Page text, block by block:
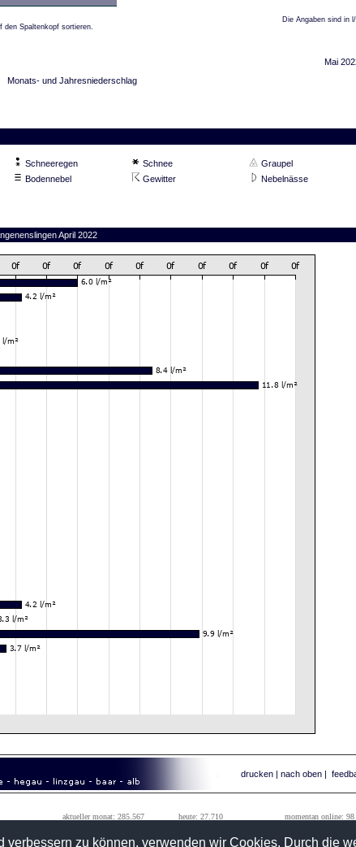
zu können, verwenden wir Cookies. Durch die
den Spaltenkopf sortieren.
Die Angaben sind in l/
Mai
Monats- und Jahresniederschlag
Schneeregen Schnee
Graupel
Bodennebel Gewitter
Nebelnässe
April 2022
drucken| nach oben|
aktueller monat: 285.567 heute: 27.710
momentan online: 98